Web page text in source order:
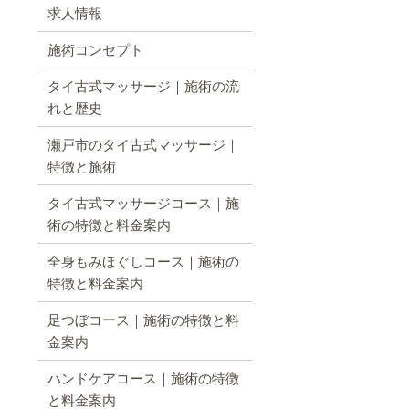
求人情報
施術コンセプト
タイ古式マッサージ｜施術の流
れと歴史
瀬戸市のタイ古式マッサージ｜
特徴と施術
タイ古式マッサージコース｜施
術の特徴と料金案内
全身もみほぐしコース｜施術の
特徴と料金案内
足つぼコース｜施術の特徴と料
金案内
ハンドケアコース｜施術の特徴
と料金案内